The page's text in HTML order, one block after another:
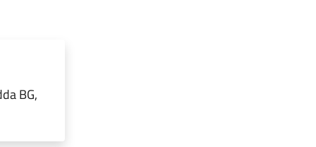
BG,